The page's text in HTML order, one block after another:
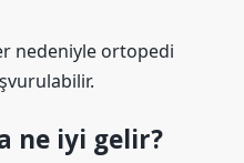
nedeniyle ortopedi
ne iyi gelir?